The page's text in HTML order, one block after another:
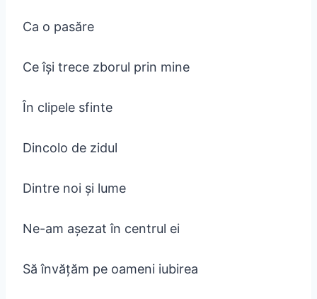
Ca o pasăre
Ce își trece zborul prin mine
În clipele sfinte
Dincolo de zidul
Dintre noi și lume
Ne-am așezat în centrul ei
Să învățăm pe oameni iubirea